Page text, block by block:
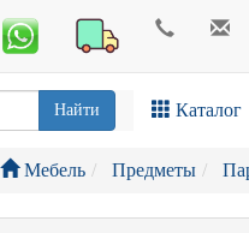
Найти Каталог
Мебель Предметы